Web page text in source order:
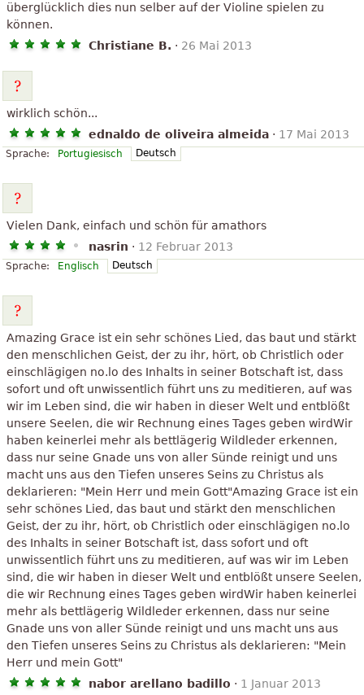
überglücklich dies nun selber auf der Violine spielen zu
können.
Christiane B. · 26 Mai 2013
wirklich schön...
ednaldo de oliveira almeida · 17 Mai 2013
Sprache: Portugiesisch Deutsch
Vielen Dank, einfach und schön für amathors
nasrin · 12 Februar 2013
Sprache: Englisch Deutsch
Amazing Grace ist ein sehr schönes Lied, das baut und stärkt
den menschlichen Geist, der zu ihr, hört, ob Christlich oder
einschlägigen no.lo des Inhalts in seiner Botschaft ist, dass
sofort und oft unwissentlich führt uns zu meditieren, auf was
wir im Leben sind, die wir haben in dieser Welt und entblößt
unsere Seelen, die wir Rechnung eines Tages geben wirdWir
haben keinerlei mehr als bettlägerig Wildleder erkennen,
dass nur seine Gnade uns von aller Sünde reinigt und uns
macht uns aus den Tiefen unseres Seins zu Christus als
deklarieren: "Mein Herr und mein Gott"Amazing Grace ist ein
sehr schönes Lied, das baut und stärkt den menschlichen
Geist, der zu ihr, hört, ob Christlich oder einschlägigen no.lo
des Inhalts in seiner Botschaft ist, dass sofort und oft
unwissentlich führt uns zu meditieren, auf was wir im Leben
sind, die wir haben in dieser Welt und entblößt unsere Seelen,
die wir Rechnung eines Tages geben wirdWir haben keinerlei
mehr als bettlägerig Wildleder erkennen, dass nur seine
Gnade uns von aller Sünde reinigt und uns macht uns aus
den Tiefen unseres Seins zu Christus als deklarieren: "Mein
Herr und mein Gott"
nabor arellano badillo · 1 Januar 2013